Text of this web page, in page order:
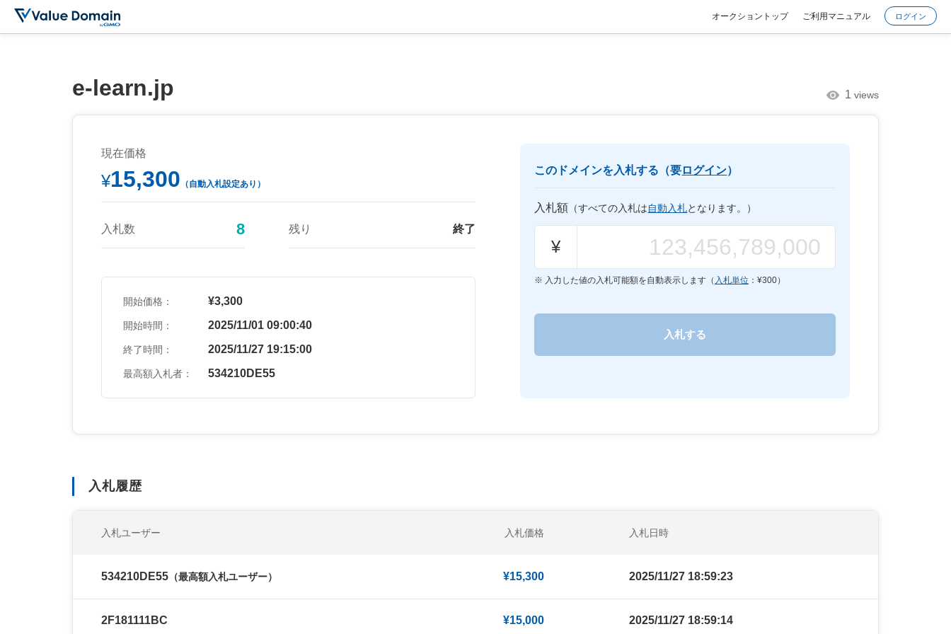
オークショントップ ご利用マニュアル ログイン
e-learn.jp 1 views
現在価格
¥15,300 （自動入札設定あり）
入札数 8 残り 終了
開始価格： ¥3,300
開始時間： 2025/11/01 09:00:40
終了時間： 2025/11/27 19:15:00
最高額入札者： 534210DE55
このドメインを入札する（要ログイン）
入札額 （すべての入札は自動入札となります。）
¥
入力した値の入札可能額を自動表示します（ 入札単位 ：¥300）
入札履歴
入札ユーザー 入札価格 入札日時
534210DE55 （最高額入札ユーザー） ¥15,300 2025/11/27 18:59:23
2F181111BC ¥15,000 2025/11/27 18:59:14